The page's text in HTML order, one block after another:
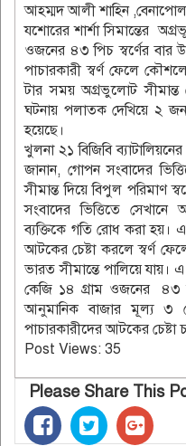
আহম্মদ আলী শাহিন
যশোরের শার্শা সিমান্তের
ওজনের ৪৩ পিচ স্বর্ণের বার
পাচারকারী স্বর্ণ ফেলে
টার সময় অগ্রভুলোট
ঘটনায় পলাতক দেখিয়ে ২
হয়েছে।
খুলনা ২১ বিজিবি
জানান, গোপন সংবাদের
সীমান্ত দিয়ে বিপুল পরিমাণ
সংবাদের ভিত্তিতে
ব্যক্তিকে গতি রোধ করা
আটকের চেষ্টা করলে স্বর্ণ
ভারত সীমান্তে পালিয়ে
কেজি ১৪ গ্রাম ওজনের ৪৩
আনুমানিক বাজার মূল্য ৩
পাচারকারীদের আটকের চেষ্টা
Post Views: 35
Please Share This